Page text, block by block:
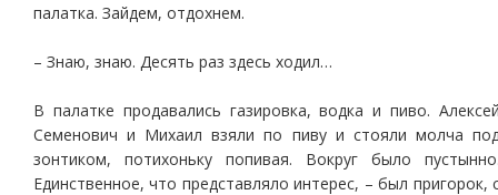
палатка. Зайдем, отдохнем.
– Знаю, знаю. Десять раз здесь ходил…
В палатке продавались газировка, водка и пиво.
Семенович и Михаил взяли по пиву и стояли молча
зонтиком, потихоньку попивая. Вокруг было
Единственное, что представляло интерес, – был пригорок,